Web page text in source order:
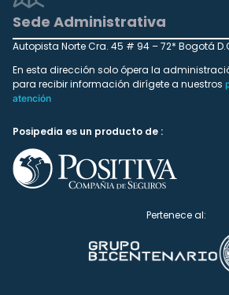
Sede Administrativa
Autopista Norte Cra. 45 # 94 – 72* Bogotá
En esta dirección solo ópera la
para recibir información dirígete a nuestros
atención
Posipedia es un producto de :
Pertenece al: